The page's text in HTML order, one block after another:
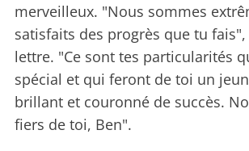
merveilleux. "Nous sommes
satisfaits des progrès que tu
lettre. "Ce sont tes particularités
spécial et qui feront de toi un
brillant et couronné de succès.
fiers de toi, Ben".